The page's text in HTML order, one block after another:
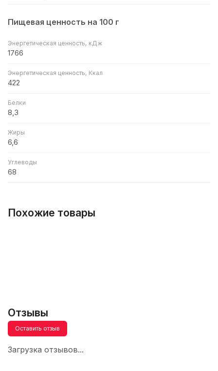
Пищевая ценность на 100 г
Энергетическая ценность, кДж
1766
Энергетическая ценность, Ккал
422
Белки
8,3
Жиры
6,6
Углеводы
68
Похожие товары
Отзывы
Оставить отзыв
Загрузка отзывов...